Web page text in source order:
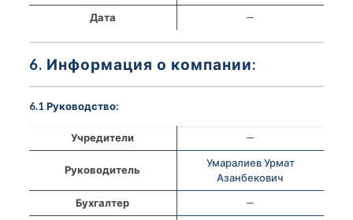
Дата
—
6. Информация о компании:
6.1 Руководство:
Учредители —
Руководитель
Умаралиев Урмат
Азанбекович
Бухгалтер
—